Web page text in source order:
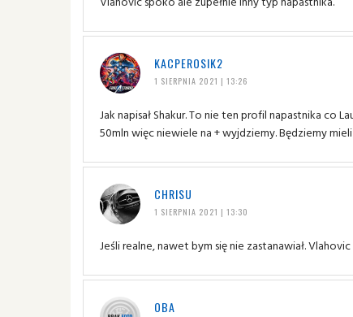
KACPEROSIK2
1 SIERPNIA 2021 | 13:26
Jak napisał Shakur. To nie ten profil napastnika co
50mln więc niewiele na + wyjdziemy. Będziemy
CHRISU
1 SIERPNIA 2021 | 13:30
Jeśli realne, nawet bym się nie zastanawiał.
OBA